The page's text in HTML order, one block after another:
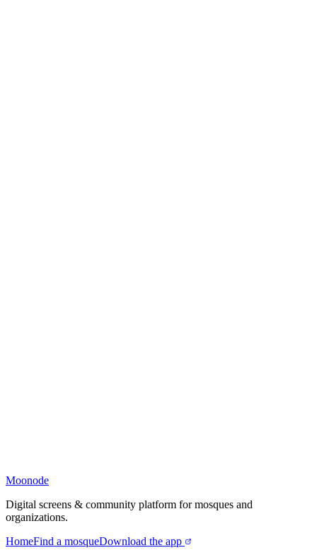
Moonode
Digital screens & community platform for mosques and
organizations.
HomeFind a mosqueDownload the app